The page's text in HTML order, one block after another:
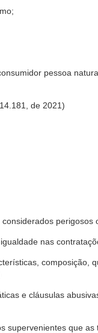
consumidor pessoa
de 2021)
perigosos
nas
composição,
e cláusulas
supervenientes que as